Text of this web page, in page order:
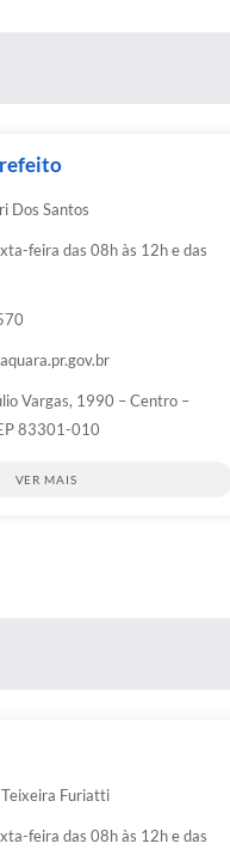
Dos Santos
feira das 08h às 12h e das
Vargas, 1990 – Centro –
83301-010
VER MAIS
Furiatti
feira das 08h às 12h e das